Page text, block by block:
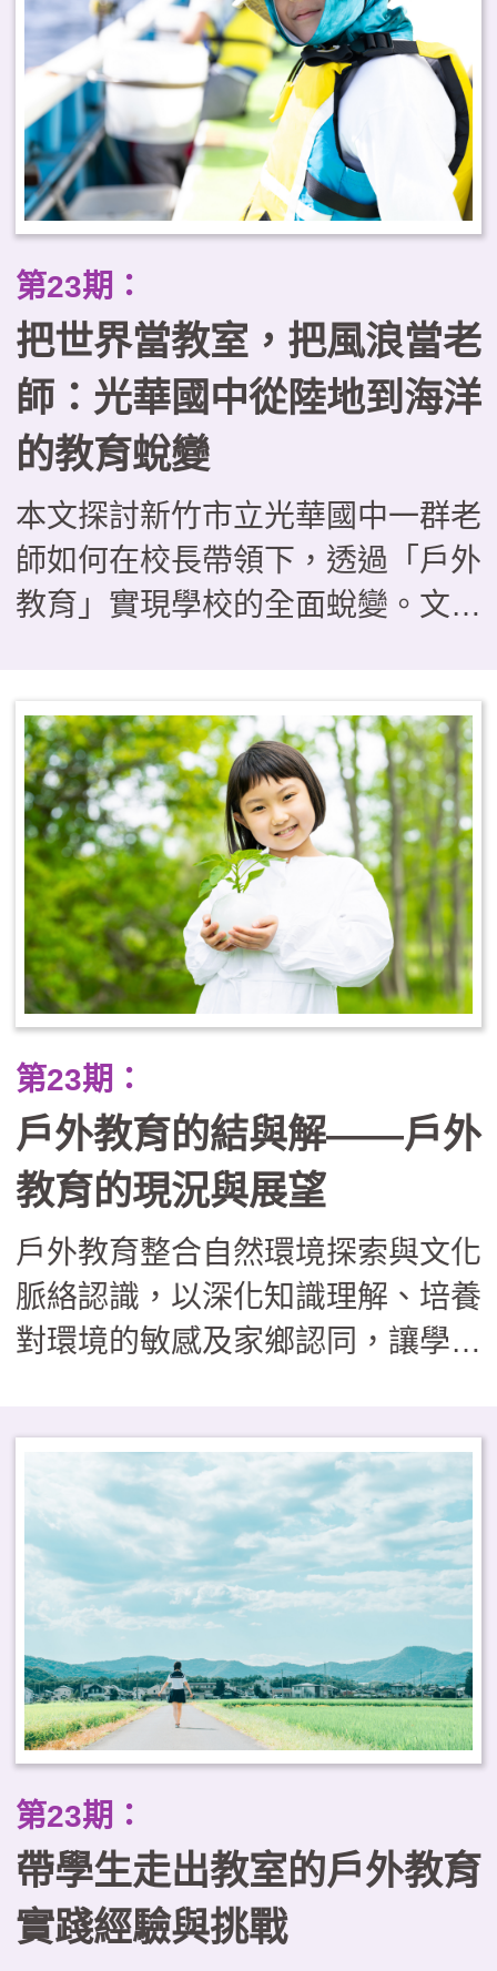
踐場域，提供實務參考。
第23期：
把世界當教室，把風浪當老
師：光華國中從陸地到海洋
的教育蛻變
本文探討新竹市立光華國中一群老
師如何在校長帶領下，透過「戶外
教育」實現學校的全面蛻變。文章
務隊、在「光華i航海」帆船課程
中克服暈船與學習共好的生命歷
程，以及透過校園空間「減法美
學」與攀樹、木育課程實現的普特
共好——描繪了教育如何從知識傳
遞轉向生命轉化。這些看似「不務
正業」的戶外學習課程，實則有效
減）與心理韌性，並重建了學校、
社區與家長間的信任關係，證明了
將世界當作教室，能培養出更具適
應力與善良品質的下一代。
第23期：
戶外教育的結與解——戶外
教育的現況與展望
戶外教育整合自然環境探索與文化
脈絡認識，以深化知識理解、培養
對環境的敏感及家鄉認同，讓學習
核心素養。然而，現階段學校戶外
教育的推動面臨多重挑戰，包括：
缺乏系統化的課程設計、缺少以學
生為主體的思考，以及評量機制有
待強化等困境。本文試圖運用「優
質學校戶外教育課程的層級架
構」，從理念價值、規劃實施與成
效評量三層面提出優化課程的整全
PBL、SEL及SDL等新興議題和學
習模式整合發展的可能，成為實踐
素養導向教學的關鍵途徑。
第23期：
帶學生走出教室的戶外教育
實踐經驗與挑戰